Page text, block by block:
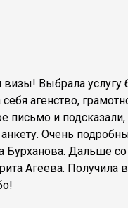
Выбрала услугу
агенство,
письмо и
Очень
Бурханова. Дальше
Агеева. Получила